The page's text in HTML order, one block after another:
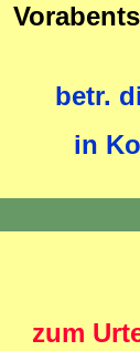
betr.
in
zum